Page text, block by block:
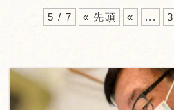
5 / 7 « 先頭 « ... 3